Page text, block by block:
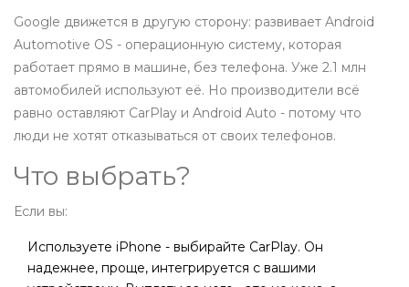
Google движется в другую сторону: развивает Android
Automotive OS - операционную систему, которая
работает прямо в машине, без телефона. Уже 2.1 млн
автомобилей используют её. Но производители всё
равно оставляют CarPlay и Android Auto - потому что
люди не хотят отказываться от своих телефонов.
Что выбрать?
Если вы:
Используете iPhone - выбирайте CarPlay. Он
надежнее, проще, интегрируется с вашими